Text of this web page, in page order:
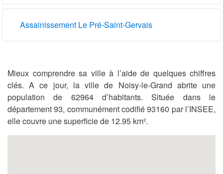
Assainissement Le Pré-Saint-Gervais
Mieux comprendre sa ville à l’aide de quelques chiffres
clés. A ce jour, la ville de Noisy-le-Grand abrite une
population de 62964 d’habitants. Située dans le
département 93, communément codifié 93160 par l’INSEE,
elle couvre une superficie de 12.95 km².